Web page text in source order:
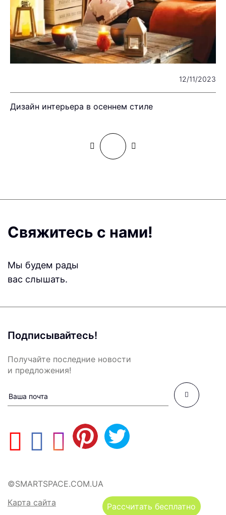
12/11/2023
Дизайн интерьера в осеннем стиле
Рассчитать бесплатно
Свяжитесь с нами!
Мы будем рады
вас слышать.
Подписывайтесь!
Получайте последние новости
и предложения!
©SMARTSPACE.COM.UA
Карта сайта